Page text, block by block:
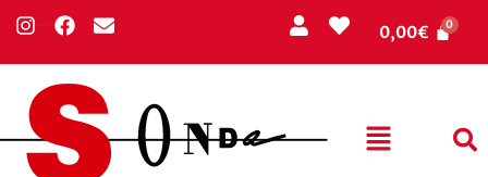
0,00€